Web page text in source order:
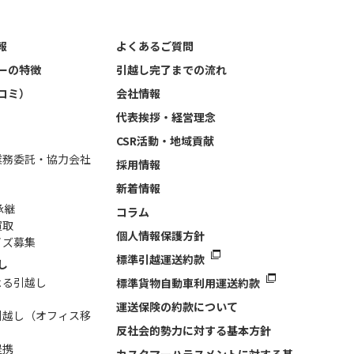
の特徴
）
委託・協力会社
継
募集
引越し
し（オフィス移
よくあるご質問
引越し完了までの流れ
会社情報
代表挨拶・経営理念
CSR活動・地域貢献
採用情報
新着情報
コラム
個人情報保護方針
標準引越運送約款
標準貨物自動車利用運送約款
運送保険の約款について
反社会的勢力に対する基本方針